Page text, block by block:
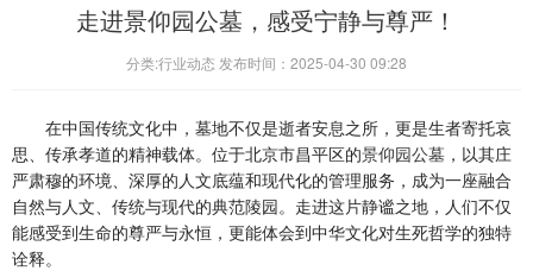
走进景仰园公墓，感受宁静与尊严！
分类:行业动态 发布时间：2025-04-30 09:28
在中国传统文化中，墓地不仅是逝者安息之所，更是生者寄托哀
思、传承孝道的精神载体。位于北京市昌平区的景仰园公墓 ，以其庄
严肃穆的环境、深厚的人文底蕴和现代化的管理服务，成为一座融合
自然与人文、传统与现代的典范陵园。走进这片静谧之地，人们不仅
能感受到生命的尊严与永恒，更能体会到中华文化对生死哲学的独特
诠释。